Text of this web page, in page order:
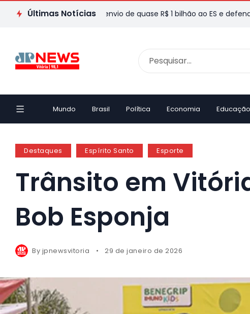
Últimas Notícias
do Val destaca envio de quase R$ 1 bilhão ao ES e defende
Mundo Brasil Política Economia Educação
Destaques Espírito Santo Esporte
Trânsito em
Bob Esponja
By jpnewsvitoria 29 de janeiro de 2026